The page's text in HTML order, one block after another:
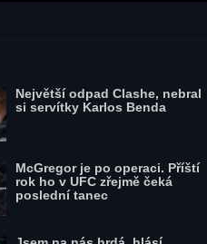
Největší odpad Clashe, nebral
si servítky Karlos Benda
McGregor je po operaci. Příští
rok ho v UFC zřejmě čeká
poslední tanec